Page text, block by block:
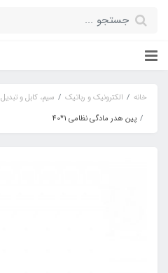
خانه الکترونیک و رباتیک سیم، کابل و تبدیل
پین هدر مادگی نظامی 1*40